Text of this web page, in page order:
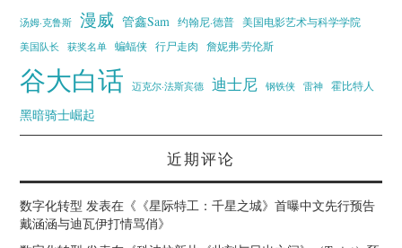
汤姆·克鲁斯 漫威 管鑫Sam 约翰尼·德普
美国电影艺术与科学学院
美国队长
获奖名单 蝙蝠侠 行尸走肉 詹妮弗·劳伦斯
谷大白话 迈克尔·法斯宾德 迪士尼 钢铁侠 雷神 霍比特人
黑暗骑士崛起
近期评论
数字化转型 发表在《 《星际特工：千星之城》首曝中文先行预告
戴涵涵与迪瓦伊打情骂俏》